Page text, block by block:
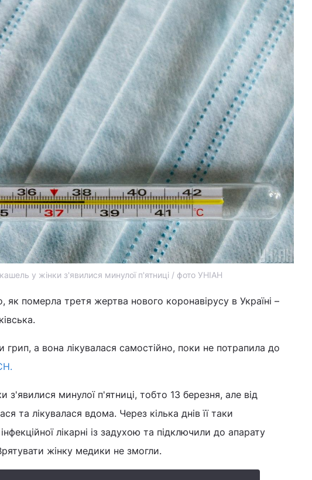
у жінки з'явилися минулої п'ятниці / фото УНІАН
як померла третя жертва нового коронавірусу в Україні –
грип, а вона лікувалася самостійно, поки не потрапила до
з'явилися минулої п'ятниці, тобто 13 березня, але від
та лікувалася вдома. Через кілька днів її таки
лікарні із задухою та підключили до апарату
жінку медики не змогли.